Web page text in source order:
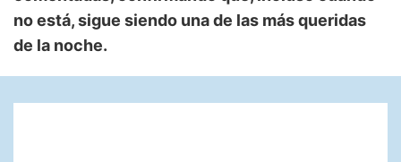
no está, sigue siendo una de las más queridas
de la noche.